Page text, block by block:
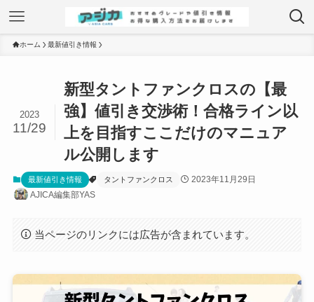
ホーム 最新値引き情報
新型タントファンクロスの【最
強】値引き交渉術！合格ライン以
上を目指すここだけのマニュア
ル公開します
2023
11/29
最新値引き情報 タントファンクロス
2023年11月29日
AJICA編集部YAS
当ページのリンクには広告が含まれています。